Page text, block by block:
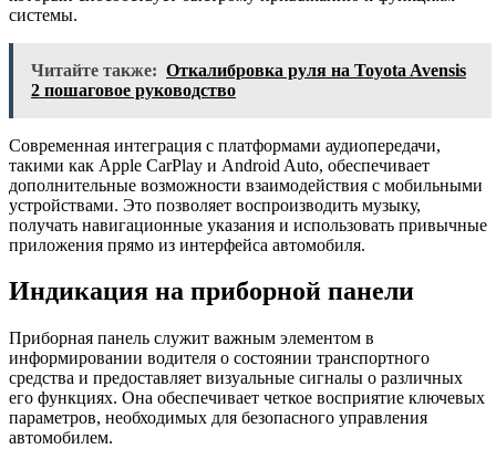
системы.
Читайте также: Откалибровка руля на Toyota Avensis
2 пошаговое руководство
Современная интеграция с платформами аудиопередачи,
такими как Apple CarPlay и Android Auto, обеспечивает
дополнительные возможности взаимодействия с мобильными
устройствами. Это позволяет воспроизводить музыку,
получать навигационные указания и использовать привычные
приложения прямо из интерфейса автомобиля.
Индикация на приборной панели
Приборная панель служит важным элементом в
информировании водителя о состоянии транспортного
средства и предоставляет визуальные сигналы о различных
его функциях. Она обеспечивает четкое восприятие ключевых
параметров, необходимых для безопасного управления
автомобилем.